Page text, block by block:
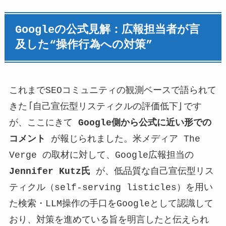
Googleの公式見解：広報担当者が言
及した“操作行為への対策”
これまでSEOコミュニティの観測ベースで語られて
きた「自己宣伝型リスティクルの評価低下」です
が、ここにきて Google側から公式に近い形での
コメント
が報じられました。米メディア The
Verge の取材に対して、Google広報担当の
Jennifer Kutz氏 が、低品質な自己宣伝型リス
ティクル（self-serving listicles）を用い
た検索・LLM操作の手口をGoogleとして認識して
おり、対策を進めている旨を明言したと伝えられ